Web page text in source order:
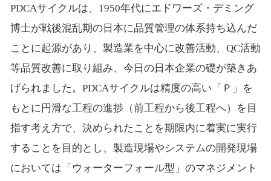
PDCAサイクルは、1950年代にエドワーズ・デミング
博士が戦後混乱期の日本に品質管理の体系持ち込んだ
ことに起源があり、製造業を中心に改善活動、QC活動
等品質改善に取り組み、今日の日本企業の礎が築きあ
げられました。PDCAサイクルは精度の高い「Ｐ」を
もとに円滑な工程の進捗（前工程から後工程へ）を目
指す考え方で、決められたことを期限内に着実に実行
することを目的とし、製造現場やシステムの開発現場
においては「ウォーターフォール型」のマネジメント